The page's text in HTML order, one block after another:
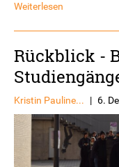
Weiterlesen
Rückblick -
Kristin Pauline... | 6.